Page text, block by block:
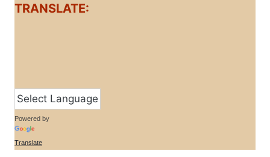
TRANSLATE:
Powered by
Translate